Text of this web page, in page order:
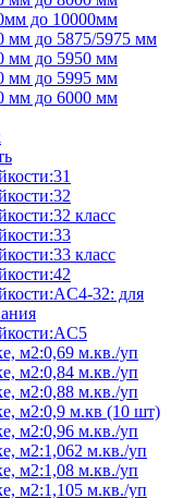
до 10000мм
мм до 5875/5975 мм
мм до 5950 мм
мм до 5995 мм
мм до 6000 мм
класс
класс
32: для
м2:0,69 м.кв./уп
м2:0,84 м.кв./уп
м2:0,88 м.кв./уп
м2:0,9 м.кв (10 шт)
м2:0,96 м.кв./уп
м2:1,062 м.кв./уп
м2:1,08 м.кв./уп
м2:1,105 м.кв./уп